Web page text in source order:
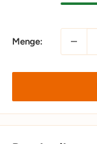
Menge: